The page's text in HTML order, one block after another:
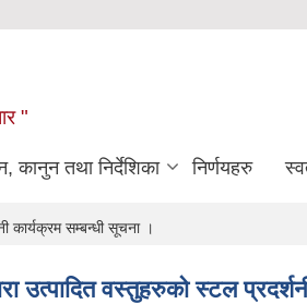
"
कानुन तथा निर्देशिका निर्णयहरु
कार्यक्रम सम्बन्धी सूचना ।
उत्पादित वस्तुहरुको स्टल